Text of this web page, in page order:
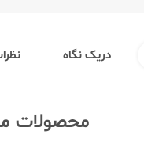
دریک نگاه
محصولات